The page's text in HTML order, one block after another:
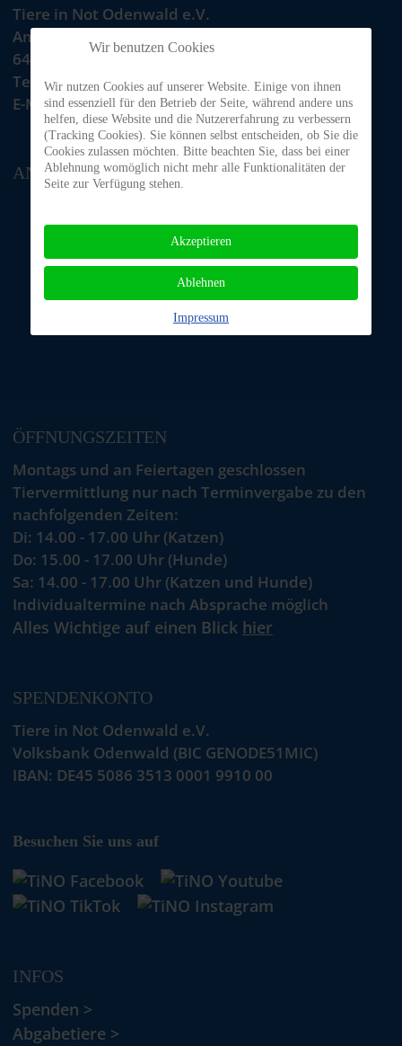
Tiere in Not Odenwald e.V.
Am Morsberg 1
64385 Reichelsheim
Telefon: 06063 / 939 848
E-Mail: tino@tiere-in-not-odenwald.de
ANFAHRT
ÖFFNUNGSZEITEN
Montags und an Feiertagen geschlossen
Tiervermittlung nur nach Terminvergabe zu den
nachfolgenden Zeiten:
Di: 14.00 - 17.00 Uhr (Katzen)
Do: 15.00 - 17.00 Uhr (Hunde)
Sa: 14.00 - 17.00 Uhr (Katzen und Hunde)
Individualtermine nach Absprache möglich
Alles Wichtige auf einen Blick hier
SPENDENKONTO
Tiere in Not Odenwald e.V.
Volksbank Odenwald (BIC GENODE51MIC)
IBAN: DE45 5086 3513 0001 9910 00
Besuchen Sie uns auf
INFOS
Spenden >
Abgabetiere >
Wir benutzen Cookies
Wir nutzen Cookies auf unserer Website. Einige von ihnen
sind essenziell für den Betrieb der Seite, während andere uns
helfen, diese Website und die Nutzererfahrung zu verbessern
(Tracking Cookies). Sie können selbst entscheiden, ob Sie die
Cookies zulassen möchten. Bitte beachten Sie, dass bei einer
Ablehnung womöglich nicht mehr alle Funktionalitäten der
Seite zur Verfügung stehen.
Akzeptieren
Ablehnen
Impressum